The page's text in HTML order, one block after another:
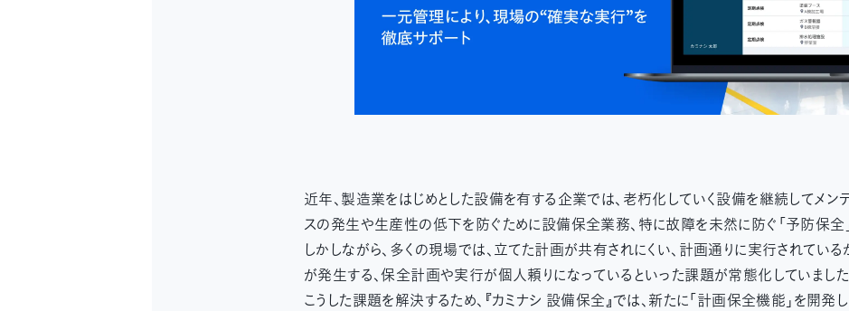
近年、製造業をはじめとした設備を有する企業では、老朽化していく設備を継続してメン
スの発生や生産性の低下を防ぐために設備保全業務、特に故障を未然に防ぐ「予防保全
しかしながら、多くの現場では、立てた計画が共有されにくい、計画通りに実行されてい
が発生する、保全計画や実行が個人頼りになっているといった課題が常態化していました
こうした課題を解決するため、『カミナシ 設備保全』では、新たに「計画保全機能」を開発